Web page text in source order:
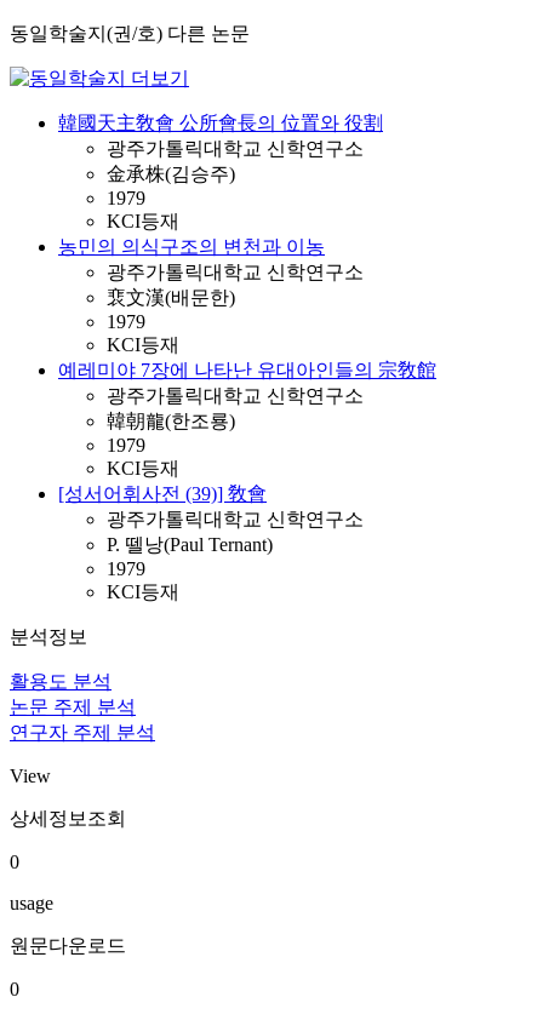
동일학술지(권/호) 다른 논문
韓國天主敎會 公所會長의 位置와 役割
광주가톨릭대학교 신학연구소
金承株(김승주)
1979
KCI등재
농민의 의식구조의 변천과 이농
광주가톨릭대학교 신학연구소
裵文漢(배문한)
1979
KCI등재
예레미야 7장에 나타난 유대아인들의 宗敎館
광주가톨릭대학교 신학연구소
韓朝龍(한조룡)
1979
KCI등재
[성서어휘사전 (39)] 敎會
광주가톨릭대학교 신학연구소
P. 뗄낭(Paul Ternant)
1979
KCI등재
분석정보
활용도 분석
논문 주제 분석
연구자 주제 분석
View
상세정보조회
0
usage
원문다운로드
0